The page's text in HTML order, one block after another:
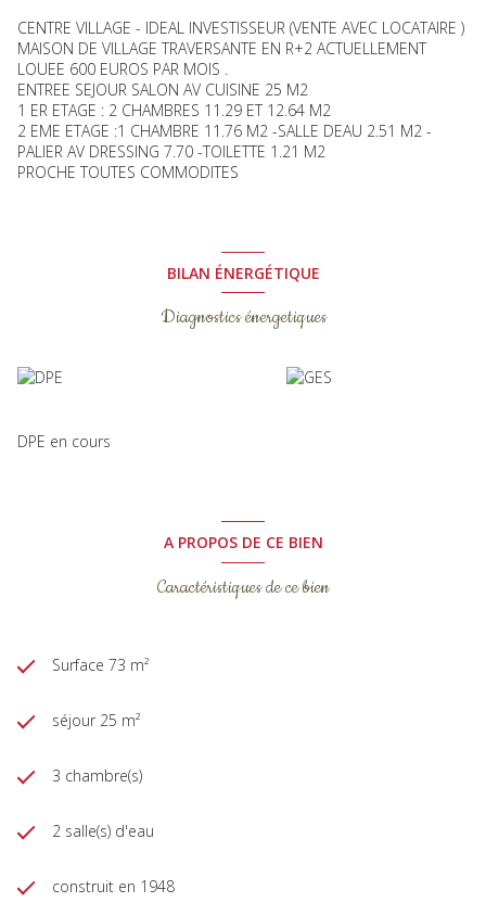
CENTRE VILLAGE - IDEAL INVESTISSEUR (VENTE AVEC LOCATAIRE )
MAISON DE VILLAGE TRAVERSANTE EN R+2 ACTUELLEMENT
LOUEE 600 EUROS PAR MOIS .
ENTREE SEJOUR SALON AV CUISINE 25 M2
1 ER ETAGE : 2 CHAMBRES 11.29 ET 12.64 M2
2 EME ETAGE :1 CHAMBRE 11.76 M2 -SALLE DEAU 2.51 M2 -
PALIER AV DRESSING 7.70 -TOILETTE 1.21 M2
PROCHE TOUTES COMMODITES
BILAN ÉNERGÉTIQUE
Diagnostics énergetiques
DPE en cours
A PROPOS DE CE BIEN
Caractéristiques de ce bien
Surface 73 m²
séjour 25 m²
3 chambre(s)
2 salle(s) d'eau
construit en 1948